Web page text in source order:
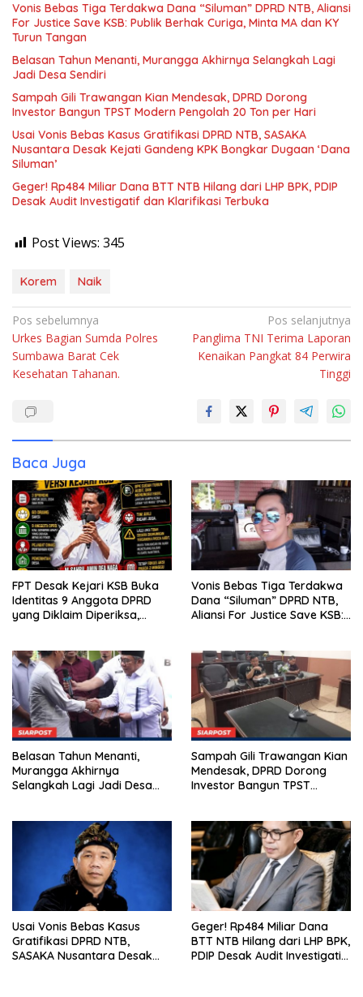
Vonis Bebas Tiga Terdakwa Dana “Siluman” DPRD NTB, Aliansi
For Justice Save KSB: Publik Berhak Curiga, Minta MA dan KY
Turun Tangan
Belasan Tahun Menanti, Murangga Akhirnya Selangkah Lagi
Jadi Desa Sendiri
Sampah Gili Trawangan Kian Mendesak, DPRD Dorong
Investor Bangun TPST Modern Pengolah 20 Ton per Hari
Usai Vonis Bebas Kasus Gratifikasi DPRD NTB, SASAKA
Nusantara Desak Kejati Gandeng KPK Bongkar Dugaan ‘Dana
Siluman’
Geger! Rp484 Miliar Dana BTT NTB Hilang dari LHP BPK, PDIP
Desak Audit Investigatif dan Klarifikasi Terbuka
Post Views: 345
Korem Naik
Navigasi
pos
Pos sebelumnya
Urkes Bagian Sumda Polres
Sumbawa Barat Cek
Kesehatan Tahanan.
Pos selanjutnya
Panglima TNI Terima Laporan
Kenaikan Pangkat 84 Perwira
Tinggi
Baca Juga
FPT Desak Kejari KSB Buka
Identitas 9 Anggota DPRD
yang Diklaim Diperiksa,
Vonis Bebas Tiga Terdakwa
Dana “Siluman” DPRD NTB,
Aliansi For Justice Save KSB:
Belasan Tahun Menanti,
Murangga Akhirnya
Selangkah Lagi Jadi Desa
Sampah Gili Trawangan Kian
Mendesak, DPRD Dorong
Investor Bangun TPST
Usai Vonis Bebas Kasus
Gratifikasi DPRD NTB,
SASAKA Nusantara Desak
Geger! Rp484 Miliar Dana
BTT NTB Hilang dari LHP BPK,
PDIP Desak Audit Investigatif